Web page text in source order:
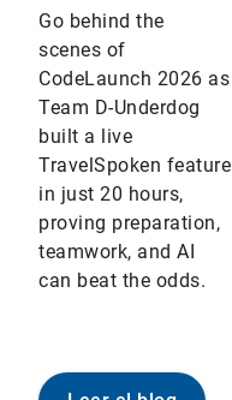
Go behind the
scenes of
CodeLaunch 2026 as
Team D-Underdog
built a live
TravelSpoken feature
in just 20 hours,
proving preparation,
teamwork, and AI
can beat the odds.